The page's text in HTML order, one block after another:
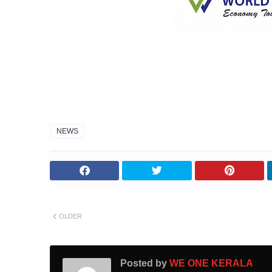
NEWS
OLDER
Posted by WE ONE KERALA